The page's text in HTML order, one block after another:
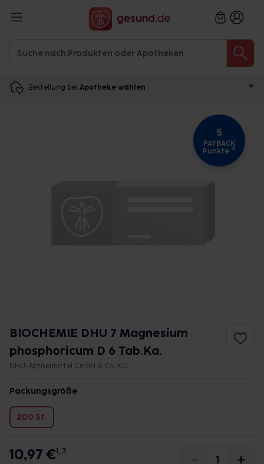
Bestellung bei Apotheke wählen
5
PAYBACK
Punkte 4
BIOCHEMIE DHU 7 Magnesium
phosphoricum D 6 Tab.Ka.
DHU-Arzneimittel GmbH & Co. KG
Packungsgröße
200 St.
10,97 €1, 3